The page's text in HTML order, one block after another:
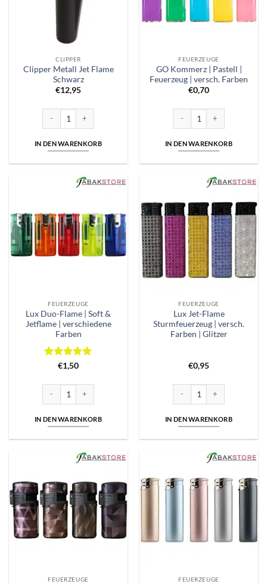
CLIPPER
Clipper Metall Jet Flame
Schwarz
€12,95
IN DEN WARENKORB
FEUERZEUGE
GO Kommerz | Pastell |
Feuerzeug | versch. Farben
€0,70
IN DEN WARENKORB
FEUERZEUGE
Lux Duo-Flame | Soft &
Jetflame | verschiedene
Farben
Bewertet
5
€1,50
IN DEN WARENKORB
FEUERZEUGE
Lux Jet-Flame
Sturmfeuerzeug | versch.
Farben | Glitzer
€0,95
IN DEN WARENKORB
FEUERZEUGE FEUERZEUGE